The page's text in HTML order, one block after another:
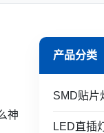
神
产品分类
SMD贴片
LED直插